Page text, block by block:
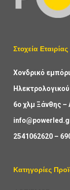
Στοχεία Εταιρίας
Χονδρικό
6ο χλμ Ξάνθης –
2541062620–
Κατηγορίες